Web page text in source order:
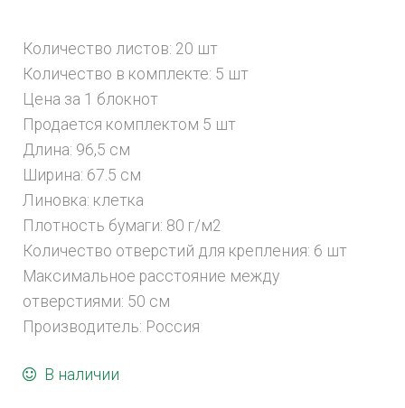
Количество листов: 20 шт
Количество в комплекте: 5 шт
Цена за 1 блокнот
Продается комплектом 5 шт
Длина: 96,5 см
Ширина: 67.5 см
Линовка: клетка
Плотность бумаги: 80 г/м2
Количество отверстий для крепления: 6 шт
Максимальное расстояние между
отверстиями: 50 см
Производитель: Россия
В наличии